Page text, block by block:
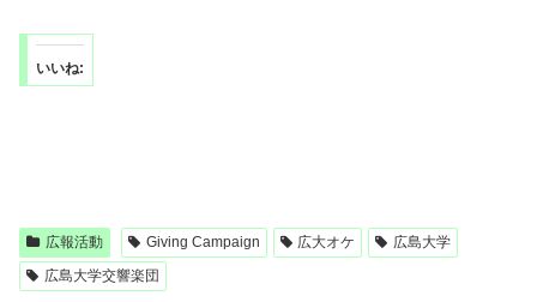
いいね:
広報活動 Giving Campaign 広大オケ
広島大学
広島大学交響楽団